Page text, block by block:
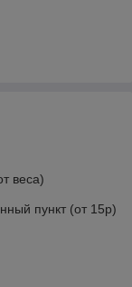
веса)
пункт (от 15р)